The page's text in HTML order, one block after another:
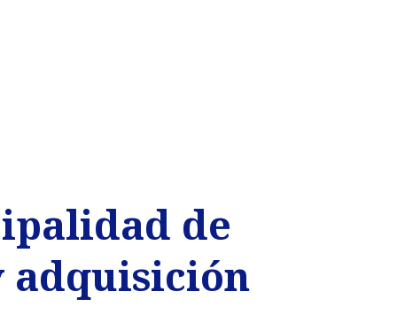
de
adquisición